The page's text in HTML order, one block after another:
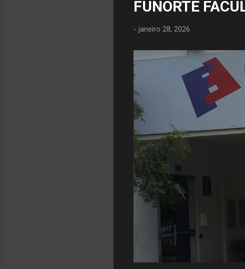
FUNORTE
- janeiro 28, 2026